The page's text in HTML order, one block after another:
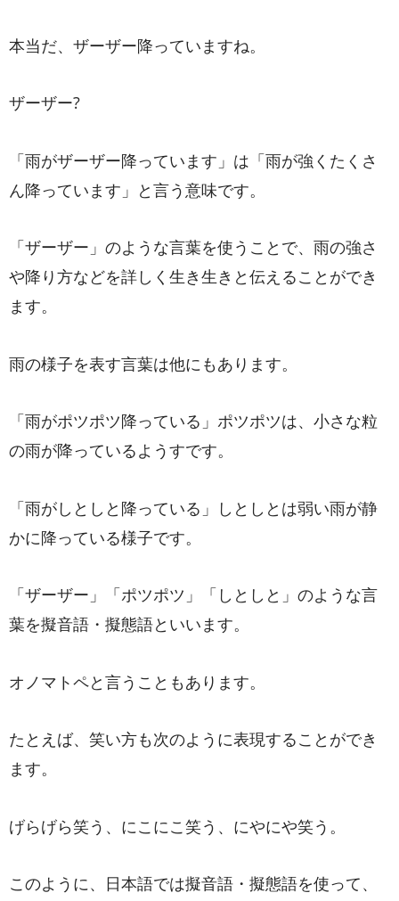
本当だ、ザーザー降っていますね。
ザーザー?
「雨がザーザー降っています」は「雨が強くたくさ
ん降っています」と言う意味です。
「ザーザー」のような言葉を使うことで、雨の強さ
や降り方などを詳しく生き生きと伝えることができ
ます。
雨の様子を表す言葉は他にもあります。
「雨がポツポツ降っている」ポツポツは、小さな粒
の雨が降っているようすです。
「雨がしとしと降っている」しとしとは弱い雨が静
かに降っている様子です。
「ザーザー」「ポツポツ」「しとしと」のような言
葉を擬音語・擬態語といいます。
オノマトペと言うこともあります。
たとえば、笑い方も次のように表現することができ
ます。
げらげら笑う、にこにこ笑う、にやにや笑う。
このように、日本語では擬音語・擬態語を使って、